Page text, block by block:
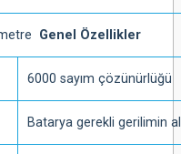
Genel Özellikler
6000 sayım çözünürlüğü
Batarya gerekli gerilimin